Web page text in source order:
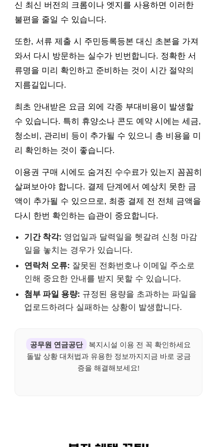
신 최신 버전의 크롬이나 엣지를 사용하면 이러한
불편을 줄일 수 있습니다.
또한, 서류 제출 시 주민등록등본 대신 초본을 가져
와서 다시 방문하는 실수가 빈번합니다. 정확한 서
류명을 미리 확인하고 준비하는 것이 시간 절약의
지름길입니다.
최초 안내받은 요금 외에 각종 부대비용이 발생할
수 있습니다. 특히 휴양소나 콘도 예약 시에는 세금,
청소비, 관리비 등이 추가될 수 있으니 총 비용을 미
리 확인하는 것이 좋습니다.
이용권 구매 시에도 숨겨진 수수료가 있는지 꼼꼼히
살펴보아야 합니다. 결제 단계에서 예상치 못한 금
액이 추가될 수 있으므로, 최종 결제 전 전체 금액을
다시 한번 확인하는 습관이 중요합니다.
기간 착각: 영업일과 달력일을 헷갈려 신청 마감
일을 놓치는 경우가 있습니다.
연락처 오류: 잘못된 전화번호나 이메일 주소로
인해 중요한 안내를 받지 못할 수 있습니다.
첨부 파일 용량: 규정된 용량을 초과하는 파일을
업로드하려다 실패하는 상황이 발생합니다.
공무원 연금공단
복지시설 이용 전 꼭 확인하세요
돌발 상황 대처법과 유용한 정보까지지금 바로 궁금
증을 해결해보세요!